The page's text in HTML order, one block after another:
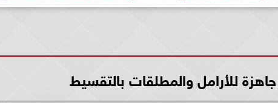
للأرامل والمطلقات بالتقسيط